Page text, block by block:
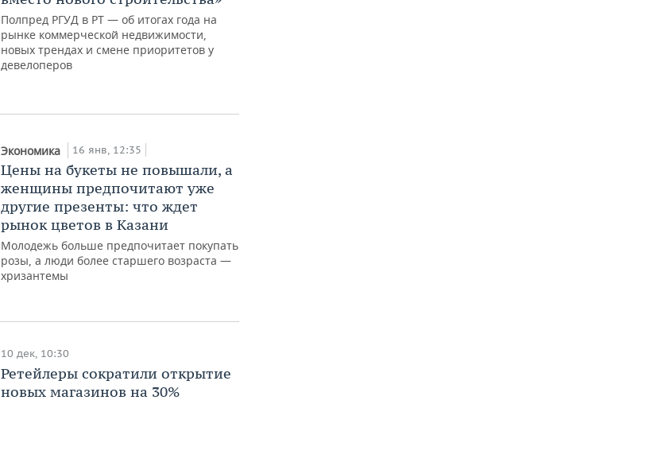
Полпред РГУД в РТ — об итогах года на
рынке коммерческой недвижимости,
новых трендах и смене приоритетов у
девелоперов
Экономика 16 янв, 12:35
Цены на букеты не повышали, а
женщины предпочитают уже
другие презенты: что ждет
рынок цветов в Казани
Молодежь больше предпочитает покупать
розы, а люди более старшего возраста —
хризантемы
10 дек, 10:30
Ретейлеры сократили открытие
новых магазинов на 30%